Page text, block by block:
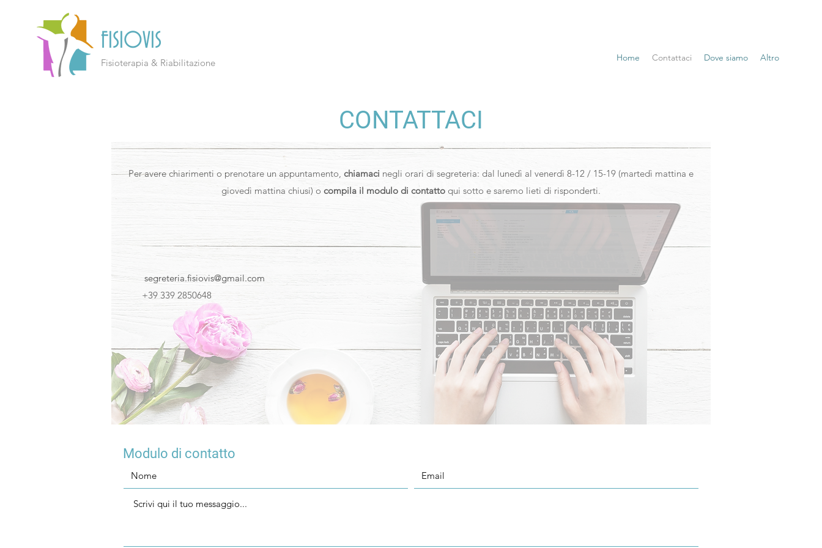
FISIOVIS
Fisioterapia & Riabilitazione Home Contattaci Dove siamo Altro
CONTATTACI
Per avere chiarimenti o prenotare un appuntamento, chiamaci negli orari di segreteria: dal lunedì al venerdì 8-12 / 15-19 (martedì mattina e
giovedì mattina chiusi) o compila il modulo di contatto qui sotto e saremo lieti di risponderti.
+39 339 2850648
segreteria.fisiovis@gmail.com
Modulo di contatto